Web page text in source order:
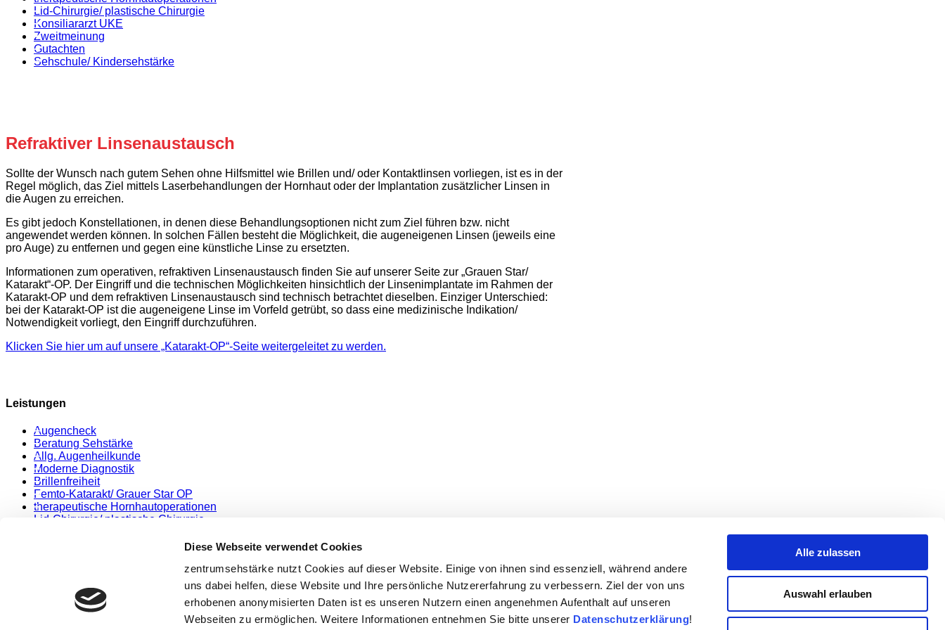
Diese Webseite verwendet Cookies
zentrumsehstärke nutzt Cookies auf dieser Website. Einige von ihnen sind essenziell, während andere
uns dabei helfen, diese Website und Ihre persönliche Nutzererfahrung zu verbessern. Ziel der von uns
erhobenen anonymisierten Daten ist es unseren Nutzern einen angenehmen Aufenthalt auf unseren
Webseiten zu ermöglichen. Weitere Informationen entnehmen Sie bitte unserer Datenschutzerklärung!
Alle zulassen
Auswahl erlauben
Lid-Chirurgie/ plastische Chirurgie
Konsiliararzt UKE
Zweitmeinung
Gutachten
Sehschule/ Kindersehstärke
Refraktiver Linsenaustausch
Sollte der Wunsch nach gutem Sehen ohne Hilfsmittel wie Brillen und/ oder Kontaktlinsen vorliegen, ist es in der
Regel möglich, das Ziel mittels Laserbehandlungen der Hornhaut oder der Implantation zusätzlicher Linsen in
die Augen zu erreichen.
Es gibt jedoch Konstellationen, in denen diese Behandlungsoptionen nicht zum Ziel führen bzw. nicht
angewendet werden können. In solchen Fällen besteht die Möglichkeit, die augeneigenen Linsen (jeweils eine
pro Auge) zu entfernen und gegen eine künstliche Linse zu ersetzten.
Informationen zum operativen, refraktiven Linsenaustausch finden Sie auf unserer Seite zur „Grauen Star/
Katarakt“-OP. Der Eingriff und die technischen Möglichkeiten hinsichtlich der Linsenimplantate im Rahmen der
Katarakt-OP und dem refraktiven Linsenaustausch sind technisch betrachtet dieselben. Einziger Unterschied:
bei der Katarakt-OP ist die augeneigene Linse im Vorfeld getrübt, so dass eine medizinische Indikation/
Notwendigkeit vorliegt, den Eingriff durchzuführen.
Klicken Sie hier um auf unsere „Katarakt-OP“-Seite weitergeleitet zu werden.
Leistungen
Augencheck
Beratung Sehstärke
Allg. Augenheilkunde
Moderne Diagnostik
Brillenfreiheit
Femto-Katarakt/ Grauer Star OP
therapeutische Hornhautoperationen
Lid-Chirurgie/ plastische Chirurgie
Impressum